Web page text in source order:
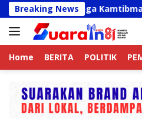
Langsung
ke
konten
Breaking News
Jaga Kamtibmas Jelang
Home BERITA POLITIK